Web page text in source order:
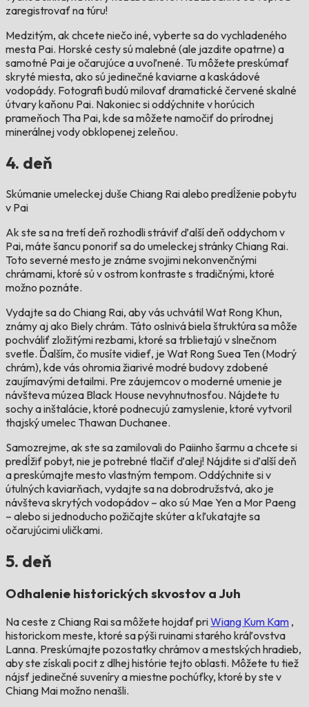
zaregistrovať na túru!
Medzitým, ak chcete niečo iné, vyberte sa do vychladeného
mesta Pai. Horské cesty sú malebné (ale jazdite opatrne) a
samotné Pai je očarujúce a uvoľnené. Tu môžete preskúmať
skryté miesta, ako sú jedinečné kaviarne a kaskádové
vodopády. Fotografi budú milovať dramatické červené skalné
útvary kaňonu Pai. Nakoniec si oddýchnite v horúcich
prameňoch Tha Pai, kde sa môžete namočiť do prírodnej
minerálnej vody obklopenej zeleňou.
4. deň
Skúmanie umeleckej duše Chiang Rai alebo predĺženie pobytu
v Pai
Ak ste sa na tretí deň rozhodli stráviť ďalší deň oddychom v
Pai, máte šancu ponoriť sa do umeleckej stránky Chiang Rai.
Toto severné mesto je známe svojimi nekonvenčnými
chrámami, ktoré sú v ostrom kontraste s tradičnými, ktoré
možno poznáte.
Vydajte sa do Chiang Rai, aby vás uchvátil Wat Rong Khun,
známy aj ako Biely chrám. Táto oslnivá biela štruktúra sa môže
pochváliť zložitými rezbami, ktoré sa trblietajú v slnečnom
svetle. Ďalším, čo musíte vidieť, je Wat Rong Suea Ten (Modrý
chrám), kde vás ohromia žiarivé modré budovy zdobené
zaujímavými detailmi. Pre záujemcov o moderné umenie je
návšteva múzea Black House nevyhnutnosťou. Nájdete tu
sochy a inštalácie, ktoré podnecujú zamyslenie, ktoré vytvoril
thajský umelec Thawan Duchanee.
Samozrejme, ak ste sa zamilovali do Paiinho šarmu a chcete si
predĺžiť pobyt, nie je potrebné tlačiť ďalej! Nájdite si ďalší deň
a preskúmajte mesto vlastným tempom. Oddýchnite si v
útulných kaviarňach, vydajte sa na dobrodružstvá, ako je
návšteva skrytých vodopádov – ako sú Mae Yen a Mor Paeng
– alebo si jednoducho požičajte skúter a kľukatajte sa
očarujúcimi uličkami.
5. deň
Odhalenie historických skvostov a Juh
Na ceste z Chiang Rai sa môžete hojdať priWiang Kum Kam ,
historickom meste, ktoré sa pýši ruinami starého kráľovstva
Lanna. Preskúmajte pozostatky chrámov a mestských hradieb,
aby ste získali pocit z dlhej histórie tejto oblasti. Môžete tu tiež
nájsť jedinečné suveníry a miestne pochúťky, ktoré by ste v
Chiang Mai možno nenašli.